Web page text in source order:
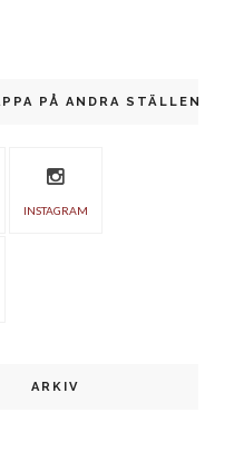
PÅ ANDRA STÄLLEN
INSTAGRAM
ARKIV